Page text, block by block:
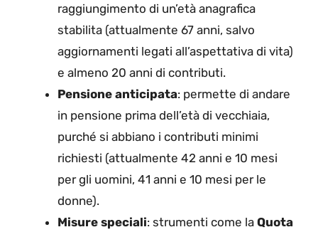
raggiungimento di un’età anagrafica
stabilita (attualmente 67 anni, salvo
aggiornamenti legati all’aspettativa di vita)
e almeno 20 anni di contributi.
Pensione anticipata: permette di andare
in pensione prima dell’età di vecchiaia,
purché si abbiano i contributi minimi
richiesti (attualmente 42 anni e 10 mesi
per gli uomini, 41 anni e 10 mesi per le
donne).
Misure speciali: strumenti come la Quota